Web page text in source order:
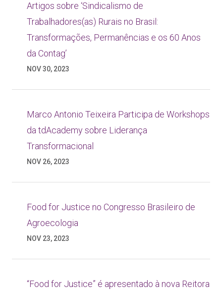
Artigos sobre ‘Sindicalismo de
Trabalhadores(as) Rurais no Brasil:
Transformações, Permanências e os 60 Anos
da Contag’
NOV 30, 2023
Marco Antonio Teixeira Participa de Workshops
da tdAcademy sobre Liderança
Transformacional
NOV 26, 2023
Food for Justice no Congresso Brasileiro de
Agroecologia
NOV 23, 2023
“Food for Justice” é apresentado à nova Reitora